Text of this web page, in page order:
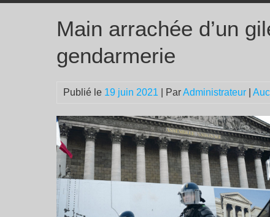
Main arrachée d’un
gendarmerie
Publié le 19 juin 2021 | ParAdministrateur